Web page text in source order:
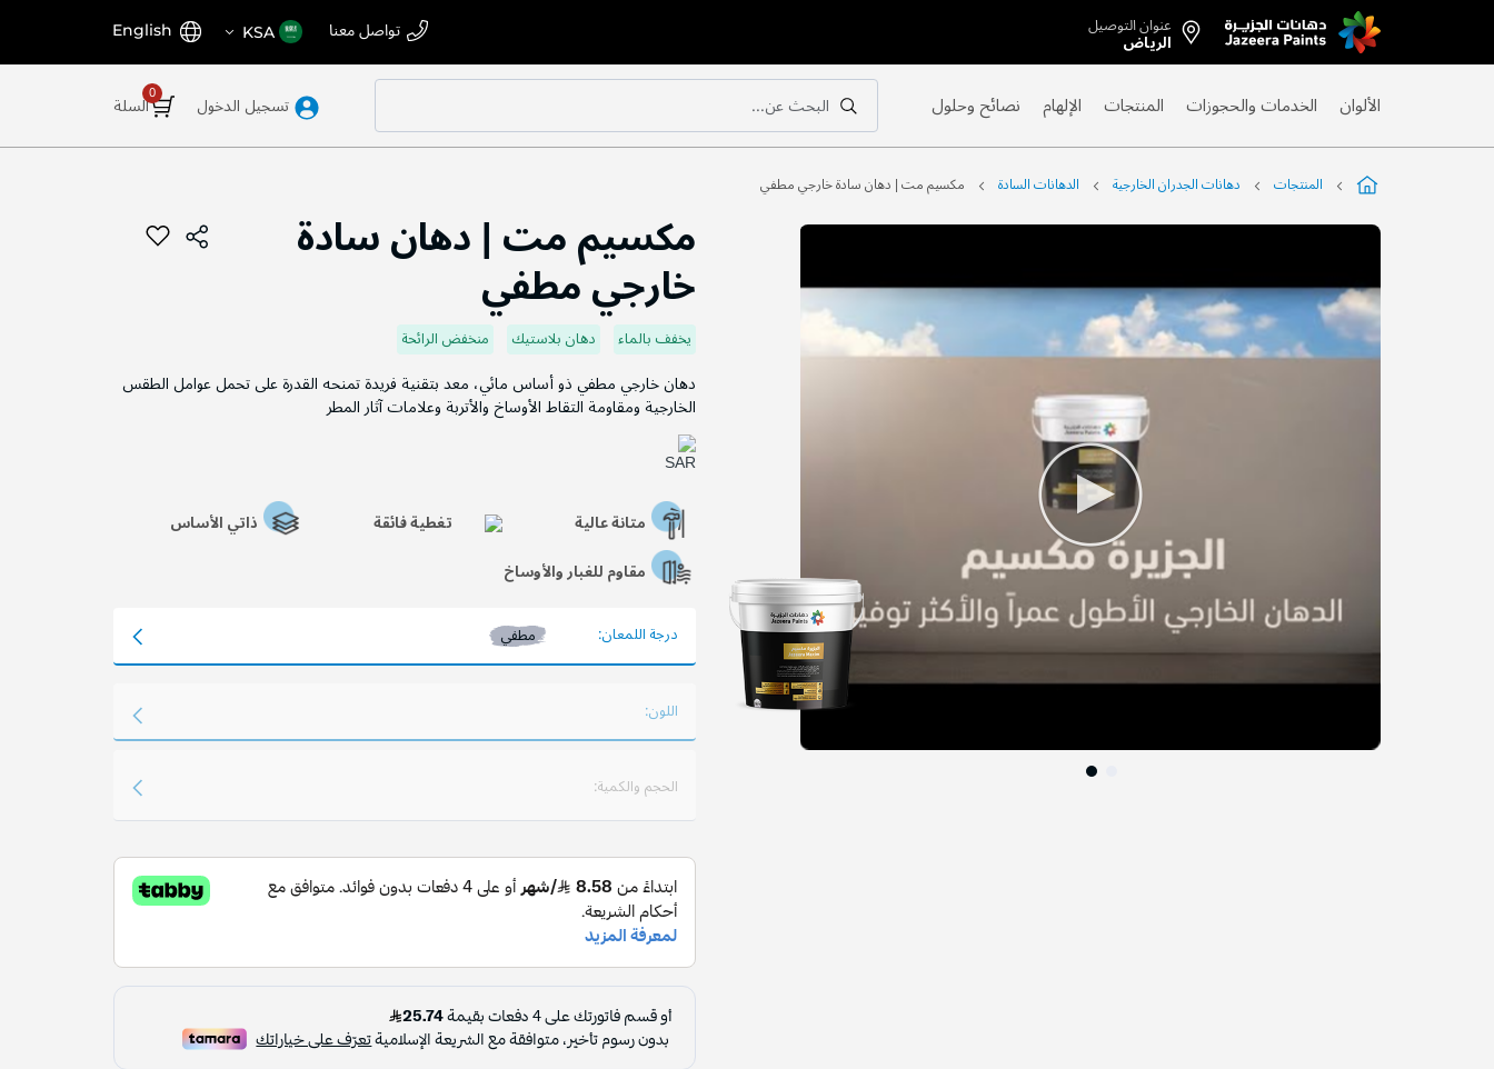
Skip
to
عنوان التوصيل
الرياض تواصل معنا اختر
المتجر
KSA اللغة English
السلة تسجيل الدخول
بحث
البحث عن...
بحث الألوان الخدمات والحجوزات المنتجات الإلهام نصائح وحلول
المنتجات دهانات الجدران الخارجية الدهانات السادة مكسيم مت | دهان سادة خارجي مطفي
مكسيم مت | دهان سادة
خارجي مطفي
يخفف بالماء دهان بلاستيك منخفض الرائحة
دهان خارجي مطفي ذو أساس مائي، معد بتقنية فريدة تمنحه القدرة على تحمل عوامل الطقس
الخارجية ومقاومة التقاط الأوساخ والأتربة وعلامات آثار المطر
متانة عالية تغطية فائقة
ذاتي الأساس
مقاوم للغبار والأوساخ
درجة اللمعان: مطفي
اللون:
الحجم والكمية:
التخطي
نهاية
معرض
الصور